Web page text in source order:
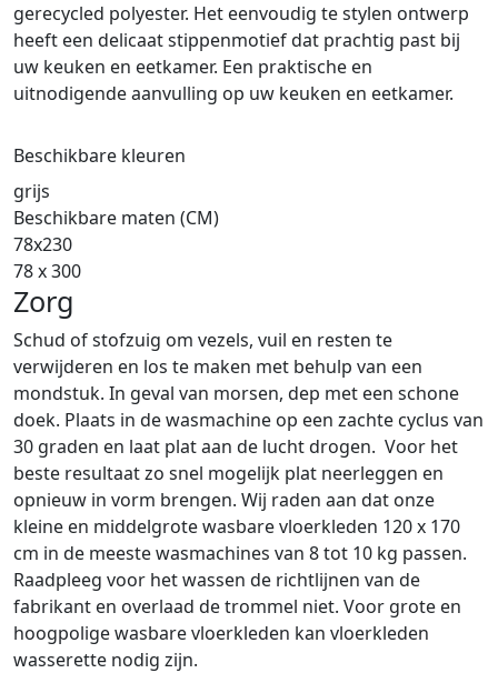
gerecycled polyester. Het eenvoudig te stylen ontwerp
heeft een delicaat stippenmotief dat prachtig past bij
uw keuken en eetkamer. Een praktische en
uitnodigende aanvulling op uw keuken en eetkamer.
Beschikbare kleuren
grijs
Beschikbare maten (CM)
78x230
78 x 300
Zorg
Schud of stofzuig om vezels, vuil en resten te
verwijderen en los te maken met behulp van een
mondstuk. In geval van morsen, dep met een schone
doek. Plaats in de wasmachine op een zachte cyclus van
30 graden en laat plat aan de lucht drogen. Voor het
beste resultaat zo snel mogelijk plat neerleggen en
opnieuw in vorm brengen. Wij raden aan dat onze
kleine en middelgrote wasbare vloerkleden 120 x 170
cm in de meeste wasmachines van 8 tot 10 kg passen.
Raadpleeg voor het wassen de richtlijnen van de
fabrikant en overlaad de trommel niet. Voor grote en
hoogpolige wasbare vloerkleden kan vloerkleden
wasserette nodig zijn.